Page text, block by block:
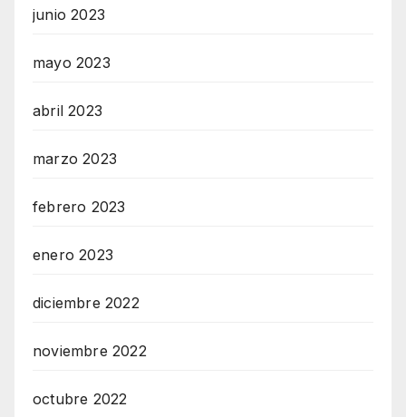
junio 2023
mayo 2023
abril 2023
marzo 2023
febrero 2023
enero 2023
diciembre 2022
noviembre 2022
octubre 2022